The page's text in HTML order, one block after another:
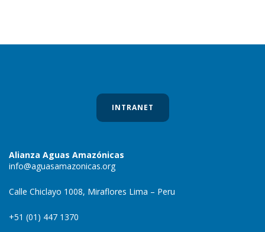
INTRANET
Alianza Aguas Amazónicas
info@aguasamazonicas.org
Calle Chiclayo 1008, Miraflores Lima – Peru
+51 (01) 447 1370